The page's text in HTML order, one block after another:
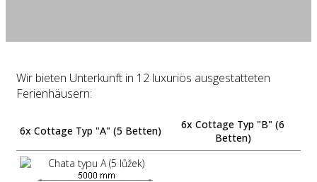
Wir bieten Unterkunft in 12 luxuriös ausgestatteten
Ferienhäusern:
6x Cottage Typ "A" (5 Betten)
6x Cottage Typ "B" (6
Betten)